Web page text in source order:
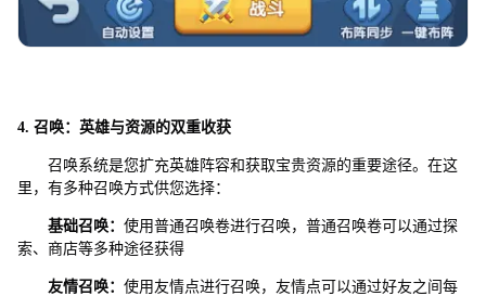
4. 召唤：英雄与资源的双重收获
召唤系统是您扩充英雄阵容和获取宝贵资源的重要途径。在这
里，有多种召唤方式供您选择：
基础召唤： 使用普通召唤卷进行召唤，普通召唤卷可以通过探
索、商店等多种途径获得
友情召唤： 使用友情点进行召唤，友情点可以通过好友之间每